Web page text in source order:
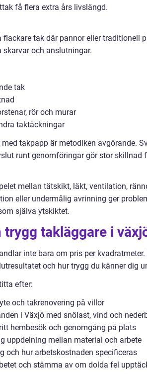
få flera extra års livslängd.
tak där pannor eller traditionell
och anslutningar.
tak
rör och murar
taktäckningar
takpapp är metodiken avgörande.
runt genomföringar gör stor skillnad
mellan tätskikt, läkt, ventilation,
eller undermålig avrinning ger
själva ytskiktet.
trygg takläggare i
inte bara om pris per
och hur trygg du känner dig
efter:
och takrenovering på villor
i Växjö med snölast, vind och
hembesök och genomgång på plats
uppdelning mellan material och arbete
och hur arbetskostnaden specificeras
och stämma av om dolda fel